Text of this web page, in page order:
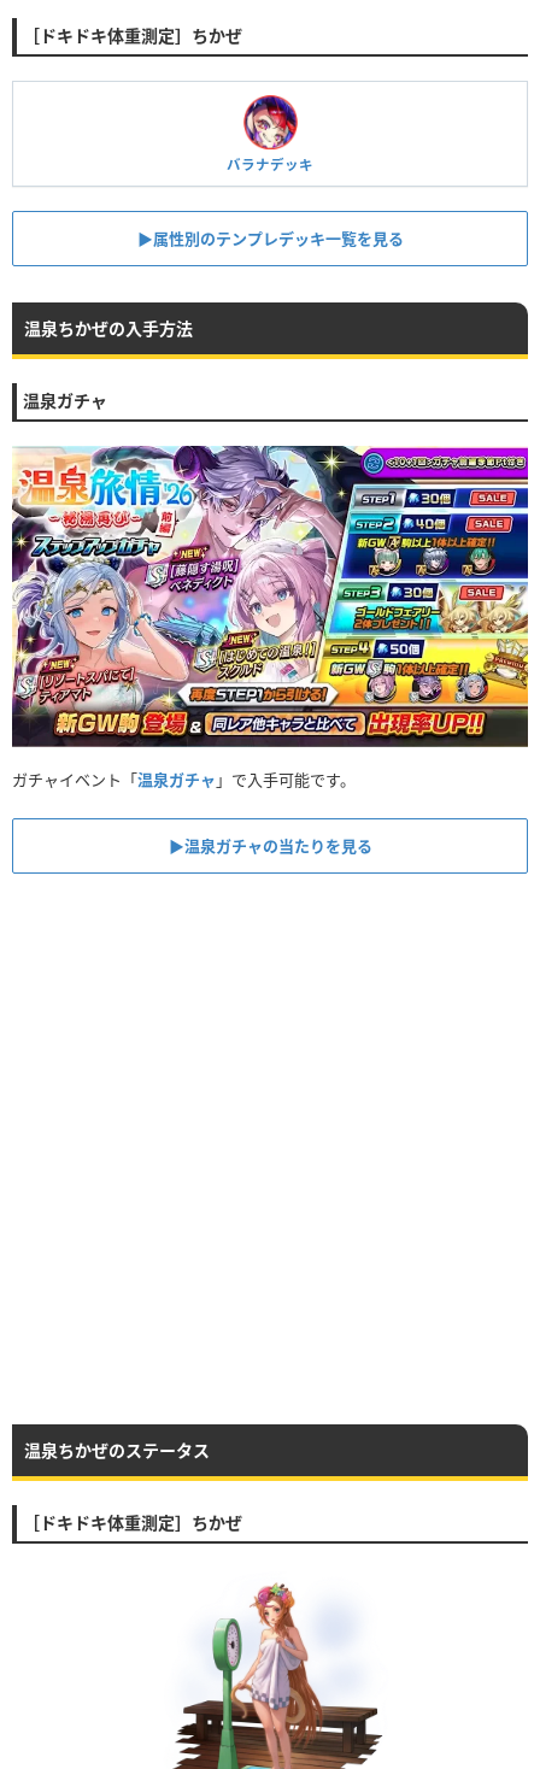
［ドキドキ体重測定］ちかぜ
バラナデッキ
▶︎属性別のテンプレデッキ一覧を見る
温泉ちかぜの入手方法
温泉ガチャ
ガチャイベント「温泉ガチャ 」で入手可能です。
▶︎温泉ガチャの当たりを見る
温泉ちかぜのステータス
［ドキドキ体重測定］ちかぜ